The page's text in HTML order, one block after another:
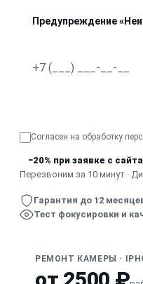
Предупреждение
Согласен на обработку
−20% при заявке с сайта
Перезвоним за 10 минут ·
Гарантия до 12
Тест фокусировки и
РЕМОНТ КАМЕРЫ ·
от 2500 ₽